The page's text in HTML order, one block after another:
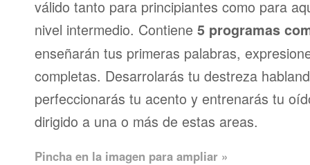
válido tanto para principiantes como para
nivel intermedio. Contiene 5 programas
enseñarán tus primeras palabras,
completas. Desarrolarás tu destreza
perfeccionarás tu acento y entrenarás tu
dirigido a una o más de estas areas.
Pincha en la imagen para ampliar »